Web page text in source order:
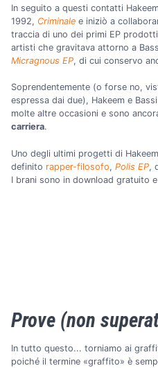
In seguito a questi contatti
1992, Criminale e iniziò a
traccia di uno dei primi EP
artisti che gravitava attorno a
Micragnous EP, di cui conservo
Soprendentemente (o forse no,
espressa dai due), Hakeem e
molte altre occasioni e sono
carriera.
Uno degli ultimi progetti di
definito rapper-filosofo, Polis EP,
I brani sono in download gratuito
Prove (non
In tutto questo... torniamo ai
poiché il termine «graffito» è